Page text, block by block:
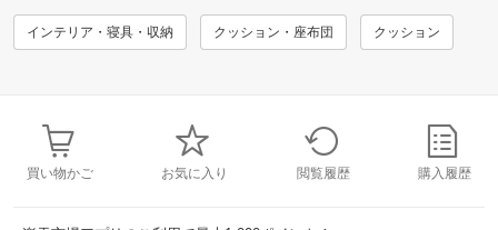
インテリア・寝具・収納 クッション・座布団 クッション
買い物かご お気に入り 閲覧履歴 購入履歴